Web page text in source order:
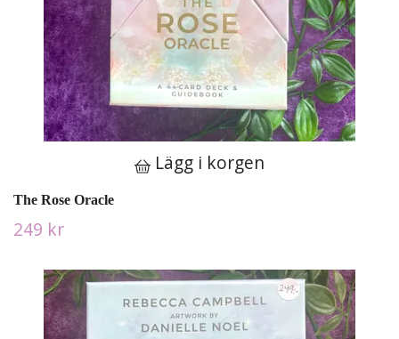
Lägg i korgen
The Rose Oracle
249 kr